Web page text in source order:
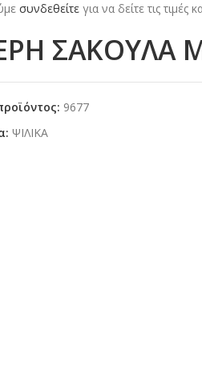
συνδεθείτε για να δείτε τις
ΣΑΚΟΥΛΑ
9677
ΨΙΛΙΚΑ